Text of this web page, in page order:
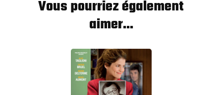
Vous pourriez également
aimer...